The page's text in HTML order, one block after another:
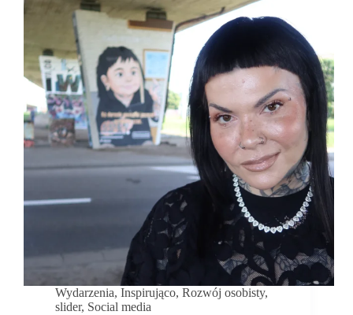
jaki
dzieci
uczą
się
mówić?
Wydarzenia, Inspirująco, Rozwój osobisty,
slider, Social media